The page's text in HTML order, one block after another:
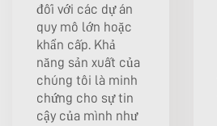
đối với các dự án
quy mô lớn hoặc
khẩn cấp. Khả
năng sản xuất của
chúng tôi là minh
chứng cho sự tin
cậy của mình như